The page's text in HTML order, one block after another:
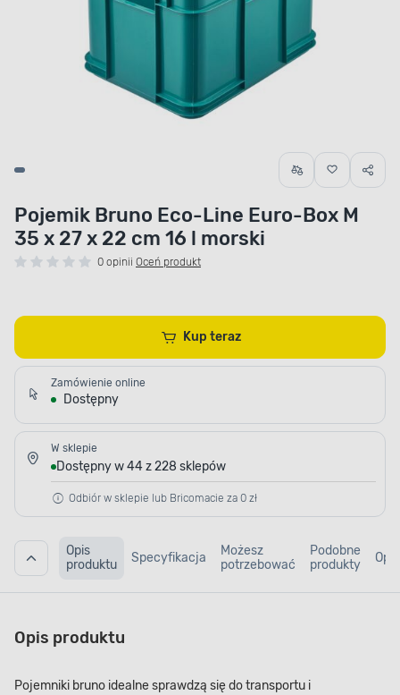
Pojemik Bruno Eco-Line Euro-Box M
35 x 27 x 22 cm 16 l morski
0 opinii Oceń produkt
Kup teraz
Zamówienie online
Dostępny
W sklepie
Dostępny w 44 z 228 sklepów
Odbiór w sklepie lub Bricomacie za 0 zł
Opis
produktu
Specyfikacja
Możesz
potrzebować
Podobne
produkty
Opis produktu
Pojemniki bruno idealne sprawdzą się do transportu i